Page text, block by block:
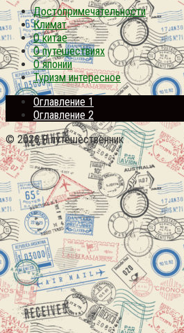
Достопримечательности
Климат
О китае
О путешествиях
О японии
Туризм интересное
Оглавление 1
Оглавление 2
© 2026 Я путешественник